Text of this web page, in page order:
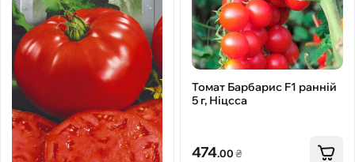
Томат Барбарис F1 ранній
5 г, Ніцсса
474.00₴